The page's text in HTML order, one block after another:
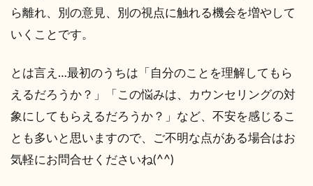
ら離れ、別の意見、別の視点に触れる機会を増やして
いくことです。
とは言え…最初のうちは「自分のことを理解してもら
えるだろうか？」「この悩みは、カウンセリングの対
象にしてもらえるだろうか？」など、不安を感じるこ
とも多いと思いますので、ご不明な点がある場合はお
気軽にお問合せくださいね(^^)